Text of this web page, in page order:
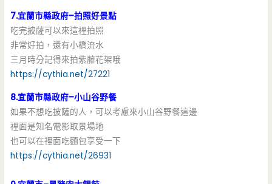
7.宜蘭市縣政府–拍照好景點
吃完披薩可以來這裡拍照
非常好拍，還有小橋流水
三月時分記得來拍紫藤花架哦
https://cythia.net/27221
8.宜蘭市縣政府–小山谷野餐
如果不想吃披薩的人，可以考慮來小山谷野餐這邊
裡面是知名電影取景場地
也可以在裡面吃麵包享受一下
https://cythia.net/26931